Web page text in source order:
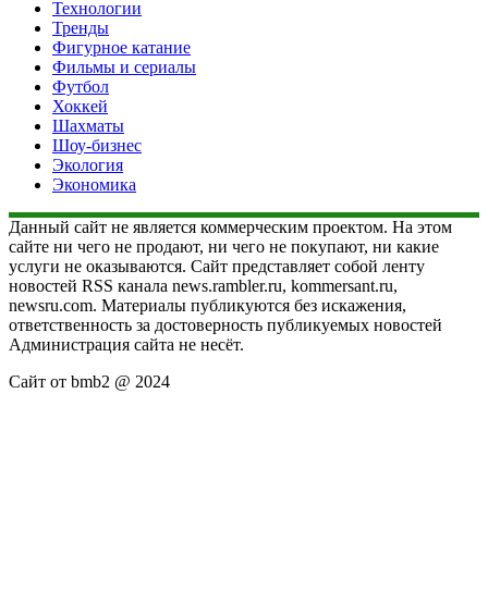
Технологии
Тренды
Фигурное катание
Фильмы и сериалы
Футбол
Хоккей
Шахматы
Шоу-бизнес
Экология
Экономика
Данный сайт не является коммерческим проектом. На этом
сайте ни чего не продают, ни чего не покупают, ни какие
услуги не оказываются. Сайт представляет собой ленту
новостей RSS канала news.rambler.ru, kommersant.ru,
newsru.com. Материалы публикуются без искажения,
ответственность за достоверность публикуемых новостей
Администрация сайта не несёт.
Сайт от bmb2 @ 2024